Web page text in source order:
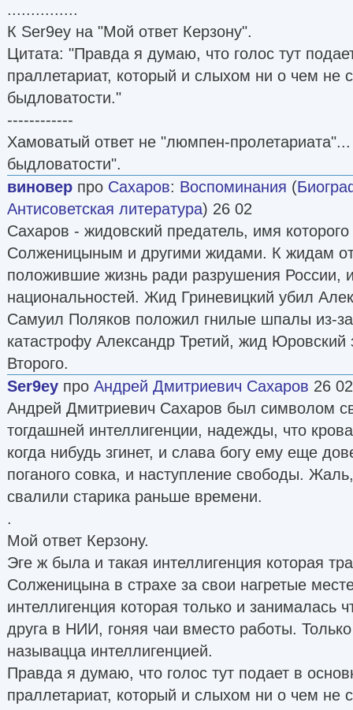
...............
К Ser9ey на "Мой ответ Керзону".
Цитата: "Правда я думаю, что голос тут
праллетариат, который и слыхом ни о чем не
быдловатости."
------------
Хамоватый ответ не "люмпен-
быдловатости".
виновер про Сахаров: Воспоминания (
Антисоветская литература) 26 02
Сахаров - жидовский предатель, имя
Солженицыным и другими жидами. К жидам
положившие жизнь ради разрушения России,
национальностей. Жид Гриневицкий убил
Самуил Поляков положил гнилые шпалы из-
катастрофу Александр Третий, жид Юровский
Второго.
Ser9ey про Андрей Дмитриевич Сахаров 26 02
Андрей Дмитриевич Сахаров был символом
тогдашней интеллигенции, надежды, что
когда нибудь згинет, и слава богу ему еще
поганого совка, и наступление свободы.
свалили старика раньше времени.
.
Мой ответ Керзону.
Эге ж была и такая интеллигенция которая
Солженицына в страхе за свои нагретые
интеллигенция которая только и занималась
друга в НИИ, гоняя чаи вместо работы.
называцца интеллигенцией.
Правда я думаю, что голос тут подает в
праллетариат, который и слыхом ни о чем не